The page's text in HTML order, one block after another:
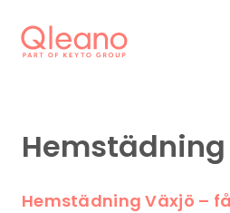
Hemstädning Växjö –